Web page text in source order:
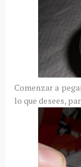
Comenzar a
lo que desees,